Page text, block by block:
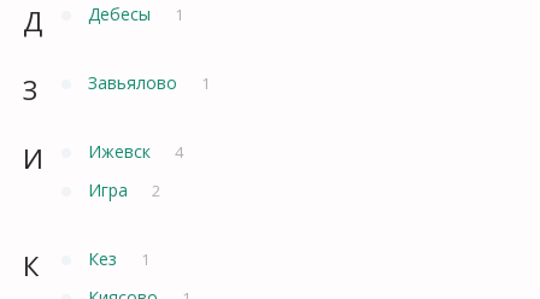
Д Дебесы 1
З Завьялово 1
И Ижевск 4
Игра 2
К Кез 1